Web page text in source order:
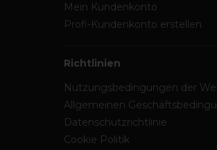
Mein Kundenkonto
Profi-Kundenkonto erstellen
Richtlinien
Nutzungsbedingungen der
Allgemeinen
Datenschutzrichtlinie
Cookie Politik